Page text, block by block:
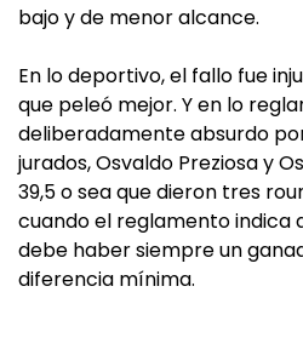
bajo y de menor alcance.
En lo deportivo, el fallo fue
que peleó mejor. Y en lo
deliberadamente absurdo
jurados, Osvaldo Preziosa y
39,5 o sea que dieron tres
cuando el reglamento indica
debe haber siempre un
diferencia mínima.